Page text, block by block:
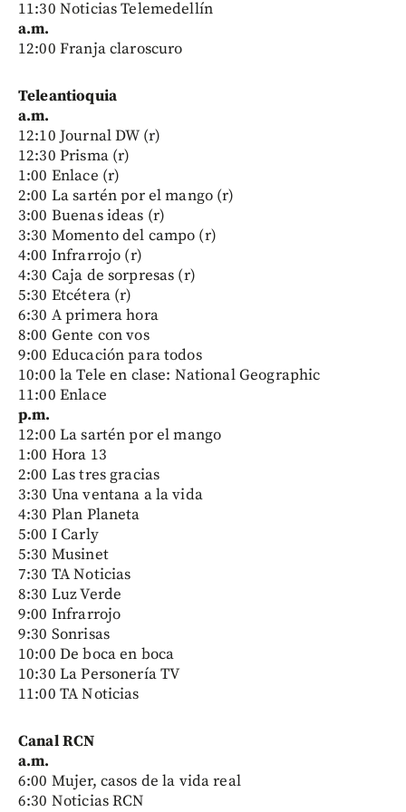
11:30 Noticias Telemedellín
a.m.
12:00 Franja claroscuro
Teleantioquia
a.m.
12:10 Journal DW (r)
12:30 Prisma (r)
1:00 Enlace (r)
2:00 La sartén por el mango (r)
3:00 Buenas ideas (r)
3:30 Momento del campo (r)
4:00 Infrarrojo (r)
4:30 Caja de sorpresas (r)
5:30 Etcétera (r)
6:30 A primera hora
8:00 Gente con vos
9:00 Educación para todos
10:00 la Tele en clase: National Geographic
11:00 Enlace
p.m.
12:00 La sartén por el mango
1:00 Hora 13
2:00 Las tres gracias
3:30 Una ventana a la vida
4:30 Plan Planeta
5:00 I Carly
5:30 Musinet
7:30 TA Noticias
8:30 Luz Verde
9:00 Infrarrojo
9:30 Sonrisas
10:00 De boca en boca
10:30 La Personería TV
11:00 TA Noticias
Canal RCN
a.m.
6:00 Mujer, casos de la vida real
6:30 Noticias RCN